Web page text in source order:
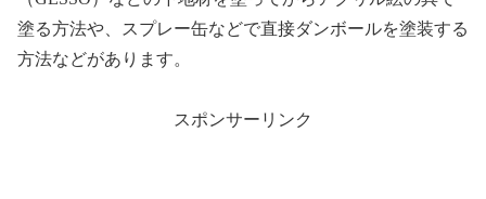
塗る方法や、スプレー缶などで直接ダンボールを塗装する
方法などがあります。
スポンサーリンク